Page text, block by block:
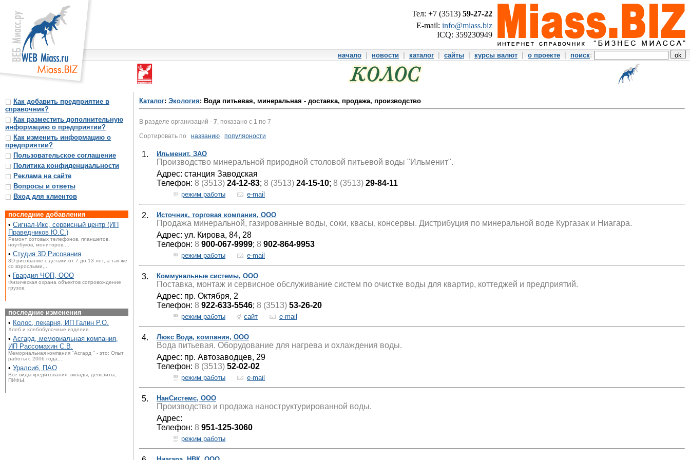
Тел: +7 (3513) 59-27-22
E-mail: info@miass.biz
ICQ: 359230949
начало новости каталог| сайты курсы валют о проекте поиск:
Как добавить предприятие в
справочник?
Как разместить дополнительную
информацию о предприятии?
Как изменить информацию о
предприятии?
Пользовательское соглашение
Политика конфиденциальности
Реклама на сайте
Вопросы и ответы
Вход для клиентов
последние добавления
• Сигнал-Икс, сервисный центр (ИП
Праведников Ю.С.)
Ремонт сотовых телефонов, планшетов,
ноутбуков, мониторов,...
• Студия 3D Рисования
3D рисование с детьми от 7 до 13 лет, а так же
со взрослыми,...
• Гвардия ЧОП, ООО
Физическая охрана объектов сопровождение
грузов.
последние изменения
• Колос, пекарня, ИП Галин Р.О.
Хлеб и хлебобулочные изделия.
• Асгард, мемориальная компания,
ИП Рассомахин С.В.
Мемориальная компания "Асгард " - это: Опыт
работы с 2006 года....
• Уралсиб, ПАО
Все виды кредитования, вклады, депозиты,
ПИФЫ.
Каталог: Экология: Вода питьевая, минеральная - доставка, продажа, производство
В разделе организаций - 7 , показано с 1 по 7
Сортировать по названию популярности
1. Ильменит, ЗАО
Производство минеральной природной столовой питьевой воды "Ильменит".
Адрес: станция Заводская
Телефон: 8 (3513) 24-12-83; 8 (3513) 24-15-10; 8 (3513) 29-84-11
режим работы e-mail
2. Источник, торговая компания, ООО
Продажа минеральной, газированные воды, соки, квасы, консервы. Дистрибуция по минеральной воде Кургазак и Ниагара.
Адрес: ул. Кирова, 84, 28
Телефон: 8 900-067-9999; 8 902-864-9953
режим работы e-mail
3. Коммунальные системы, ООО
Поставка, монтаж и сервисное обслуживание систем по очистке воды для квартир, коттеджей и предприятий.
Адрес: пр. Октября, 2
Телефон: 8 922-633-5546; 8 (3513) 53-26-20
режим работы сайт e-mail
4. Люкс Вода, компания, ООО
Вода питьевая. Оборудование для нагрева и охлаждения воды.
Адрес: пр. Автозаводцев, 29
Телефон: 8 (3513) 52-02-02
режим работы e-mail
5. НанСистемс, ООО
Производство и продажа наноструктурированной воды.
Адрес:
Телефон: 8 951-125-3060
режим работы